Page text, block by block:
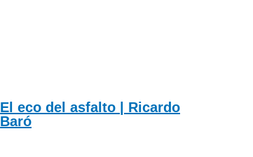
El eco del asfalto | Ricardo
Baró